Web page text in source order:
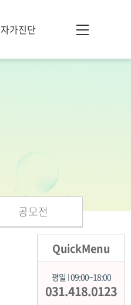
자가진단
공모전
QuickMenu
평일 | 09:00~18:00
031.418.0123